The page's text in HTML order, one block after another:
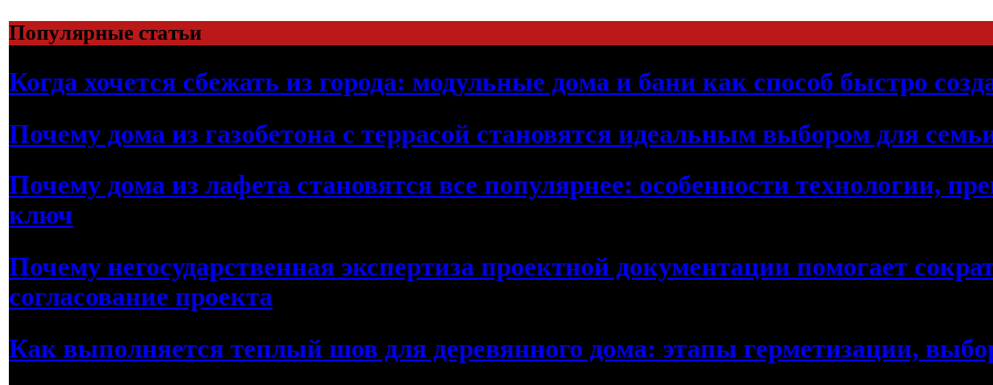
Перейти
к
содержимому
Популярные статьи
Когда хочется сбежать из города: модульные дома и бани как способ быстро
Почему дома из газобетона с террасой становятся идеальным выбором для
Почему дома из лафета становятся все популярнее: особенности технологии,
ключ
Почему негосударственная экспертиза проектной документации помогает
согласование проекта
Как выполняется теплый шов для деревянного дома: этапы герметизации,